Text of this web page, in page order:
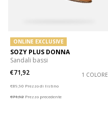
ONLINE EXCLUSIVE
SOZY PLUS DONNA
Sandali bassi
€71,92
1 COLORE
€89,90 Prezzo di listino
€71,92 Prezzo precedente